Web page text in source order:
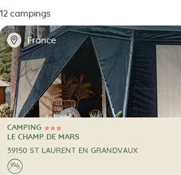
12 campings
📍 France
3 Étoiles
CAMPING
CAMPING
LE CHAMP DE MARS
39150 ST LAURENT EN GRANDVAUX
A la montagne
⛰